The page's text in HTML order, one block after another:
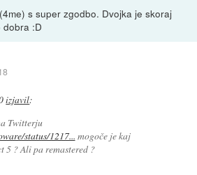
s super zgodbo. Dvojka je skoraj
dobra :D
izjavil:
Twitterju
status/1217... mogoče je kaj
5 ? Ali pa remastered ?